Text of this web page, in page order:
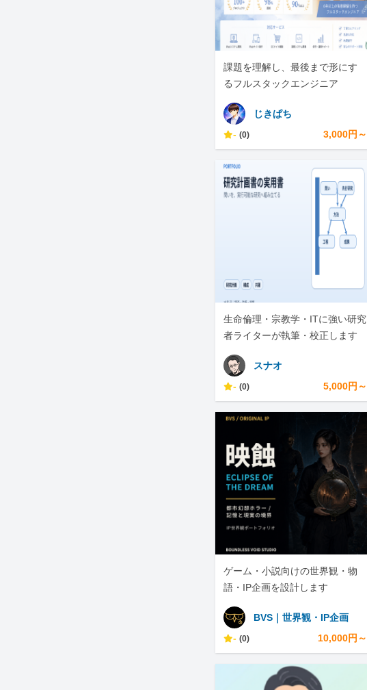
課題を理解し、最後まで形にす
るフルスタックエンジニア
じきぱち
- (0) 3,000円～
生命倫理・宗教学・ITに強い研究
者ライターが執筆・校正します
スナオ
- (0) 5,000円～
ゲーム・小説向けの世界観・物
語・IP企画を設計します
BVS｜世界観・IP企画
- (0) 10,000円～